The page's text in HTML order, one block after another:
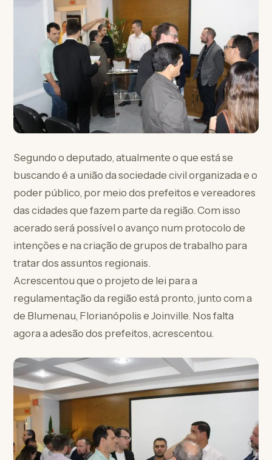
Segundo o deputado, atualmente o que está se
buscando é a união da sociedade civil organizada e o
poder público, por meio dos prefeitos e vereadores
das cidades que fazem parte da região. Com isso
acerado será possível o avanço num protocolo de
intenções e na criação de grupos de trabalho para
tratar dos assuntos regionais.
Acrescentou que o projeto de lei para a
regulamentação da região está pronto, junto com a
de Blumenau, Florianópolis e Joinville. Nos falta
agora a adesão dos prefeitos, acrescentou.